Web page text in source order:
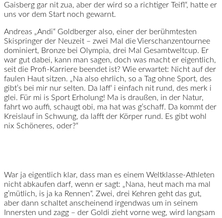
Gaisberg gar nit zua, aber der wird so a richtiger Teifl“, hatte er
uns vor dem Start noch gewarnt.
Andreas „Andi“ Goldberger also, einer der berühmtesten
Skispringer der Neuzeit – zwei Mal die Vierschanzentournee
dominiert, Bronze bei Olympia, drei Mal Gesamtweltcup. Er
war gut dabei, kann man sagen, doch was macht er eigentlich,
seit die Profi-Karriere beendet ist? Wie erwartet: Nicht auf der
faulen Haut sitzen. „Na also ehrlich, so a Tag ohne Sport, des
gibt’s bei mir nur selten. Da laff‘ i einfach nit rund, des merk i
glei. Für mi is Sport Erholung! Ma is draußen, in der Natur,
fahrt wo auffi, schaugt obi, ma hat was g’schaff. Da kommt der
Kreislauf in Schwung, da lafft der Körper rund. Es gibt wohl
nix Schöneres, oder?“
War ja eigentlich klar, dass man es einem Weltklasse-Athleten
nicht abkaufen darf, wenn er sagt: „Nana, heut mach ma mal
g’mütlich, is ja ka Rennen“. Zwei, drei Kehren geht das gut,
aber dann schaltet anscheinend irgendwas um in seinem
Innersten und zagg – der Goldi zieht vorne weg, wird langsam